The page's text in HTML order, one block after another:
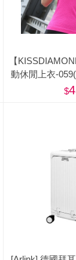
【
動休閒上衣-
汗/修身/